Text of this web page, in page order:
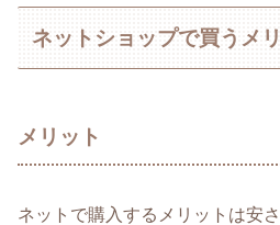
ネットショップで買うメ
メリット
ネットで購入するメリットは安